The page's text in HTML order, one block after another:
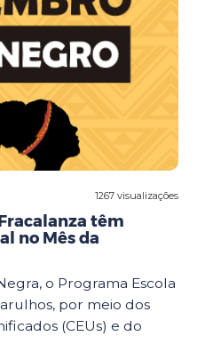
1267 visualizações
têm
no Mês da
o Programa Escola
por meio dos
(CEUs) e do